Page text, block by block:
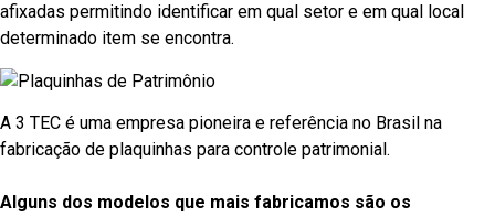
afixadas permitindo identificar em qual setor e em qual local
determinado item se encontra.
A 3 TEC é uma empresa pioneira e referência no Brasil na
fabricação de plaquinhas para controle patrimonial.
Alguns dos modelos que mais fabricamos são os